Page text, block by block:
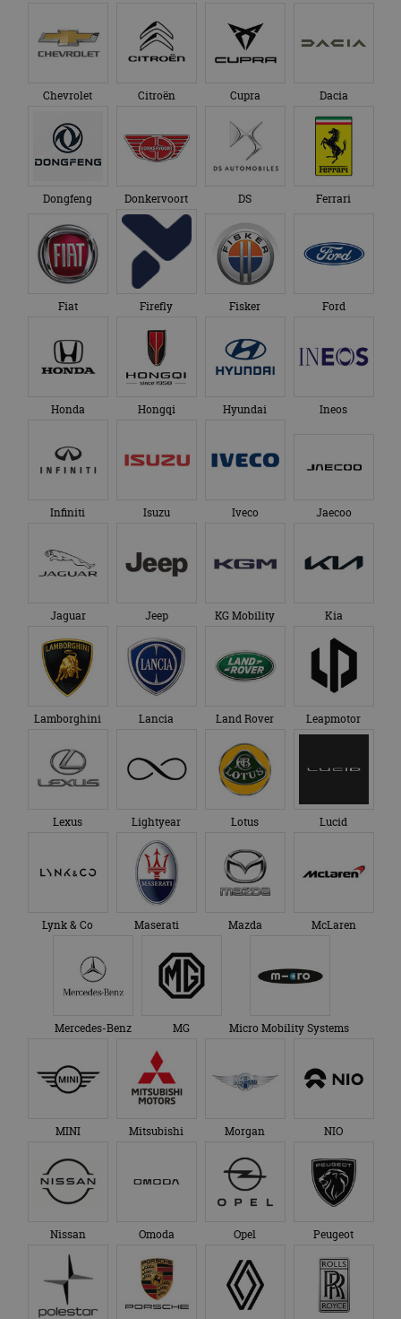
Chevrolet Citroën Cupra Dacia
Dongfeng Donkervoort DS Ferrari
Fiat Firefly Fisker Ford
Honda Hongqi Hyundai Ineos
Infiniti Isuzu Iveco Jaecoo
Jaguar Jeep KG Mobility Kia
Lamborghini Lancia Land Rover Leapmotor
Lexus Lightyear Lotus Lucid
Lynk & Co Maserati Mazda McLaren
Mercedes-Benz MG Micro Mobility Systems
MINI Mitsubishi Morgan NIO
Nissan Omoda Opel Peugeot